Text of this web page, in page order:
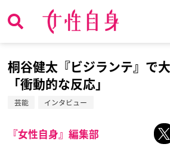
桐谷健太『ビジランテ』で
「衝動的な反応」
芸能 インタビュー
『女性自身』編集部